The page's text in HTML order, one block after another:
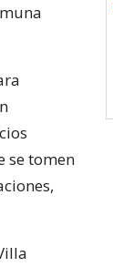
se tomen